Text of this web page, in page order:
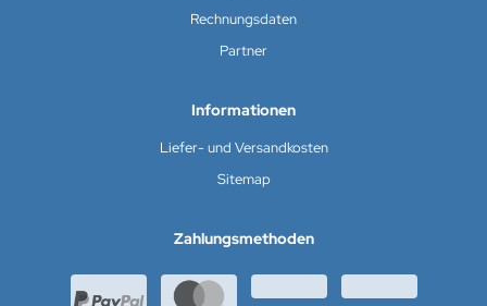
Rechnungsdaten
Partner
Informationen
Liefer- und Versandkosten
Sitemap
Zahlungsmethoden